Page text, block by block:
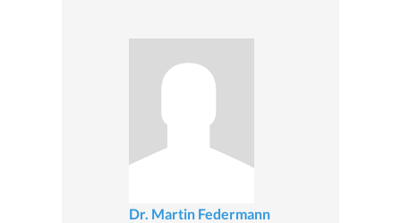
Dr. Martin Federmann